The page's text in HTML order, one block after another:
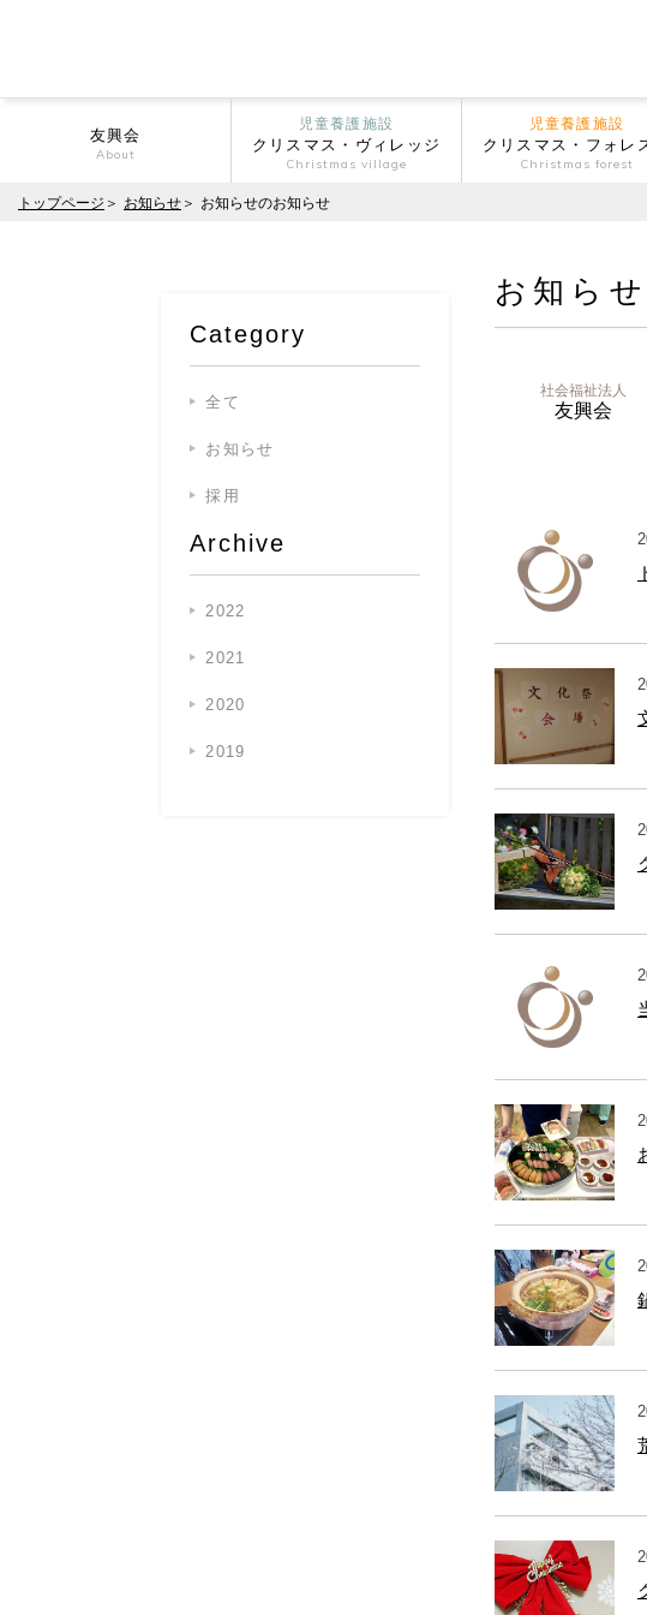
友興会
About
児童養護施設
クリスマス・ヴィレッジ
Christmas village
児童養護施設
クリスマス・フォレ
Christmas forest
トップページ お知らせ お知らせのお知らせ
お知らせ
社会福祉法人
友興会
Category
全て
お知らせ
採用
Archive
2022
2021
2020
2019